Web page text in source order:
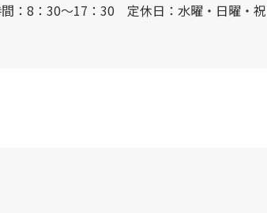
：8：30～17：30 定休日：水曜・日曜・